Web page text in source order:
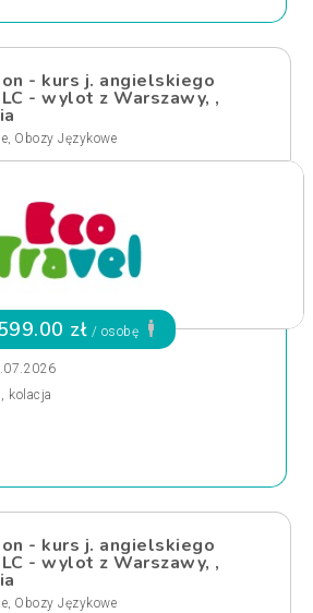
- kurs j. angielskiego
- wylot z Warszawy, ,
, Obozy Językowe
zł / osobę
kolacja
- kurs j. angielskiego
- wylot z Warszawy, ,
, Obozy Językowe